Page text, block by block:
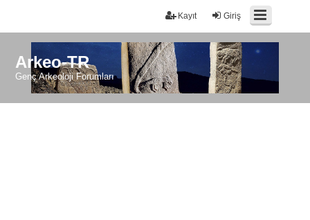
Giriş
Kayıt
Arkeo-TR
Genç Arkeoloji Forumları